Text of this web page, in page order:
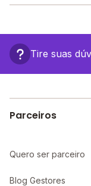
Confira aquias
funcionários da
Cruz, 59 - Poá -
Tire suas
Parceiros
Quero ser parceiro
Blog Gestores